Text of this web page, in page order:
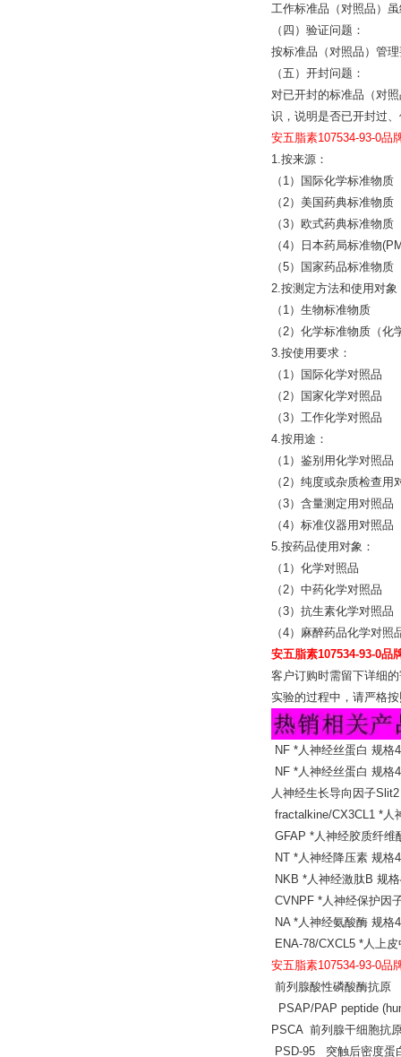
工作标准品（对照品）
（四）验证问题：
按标准品（对照品）管
（五）开封问题：
对已开封的标准品（对
识，说明是否已开封过
安五脂素107534-93-0品
1.按来源：
（1）国际化学标准物质
（2）美国药典标准物质
（3）欧式药典标准物质
（4）日本药局标准物
（5）国家药品标准物质
2.按测定方法和使用对象
（1）生物标准物质
（2）化学标准物质（化
3.按使用要求：
（1）国际化学对照品
（2）国家化学对照品
（3）工作化学对照品
4.按用途：
（1）鉴别用化学对照品
（2）纯度或杂质检查用
（3）含量测定用对照品
（4）标准仪器用对照品
5.按药品使用对象：
（1）化学对照品
（2）中药化学对照品
（3）抗生素化学对照品
（4）麻醉药品化学对照
安五脂素107534-93-0品
客户订购时需留下详细
实验的过程中，请严格
NF *人神经丝蛋白 规格
NF *人神经丝蛋白 规格
人神经生长导向因子
fractalkine/CX3CL1 *人
GFAP *人神经胶质纤维
NT *人神经降压素 规格
NKB *人神经激肽B 规
CVNPF *人神经保护因
NA *人神经氨酸酶 规格
ENA-78/CXCL5 *人上
安五脂素107534-93-0品
前列腺酸性磷酸酶抗原
PSAP/PAP peptide
PSCA 前列腺干细胞抗
PSD-95 突触后密度蛋